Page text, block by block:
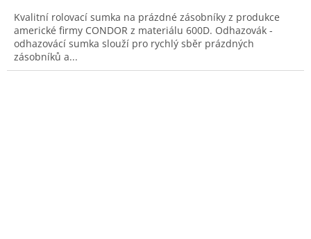
Kvalitní rolovací sumka na prázdné zásobníky z produkce
americké firmy CONDOR z materiálu 600D. Odhazovák -
odhazovácí sumka slouží pro rychlý sběr prázdných
zásobníků a...